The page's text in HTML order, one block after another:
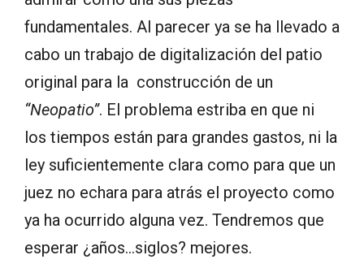
fundamentales. Al parecer ya se ha llevado a
cabo un trabajo de digitalización del patio
original para la construcción de un
“Neopatio”. El problema estriba en que ni
los tiempos están para grandes gastos, ni la
ley suficientemente clara como para que un
juez no echara para atrás el proyecto como
ya ha ocurrido alguna vez. Tendremos que
esperar ¿años…siglos? mejores.